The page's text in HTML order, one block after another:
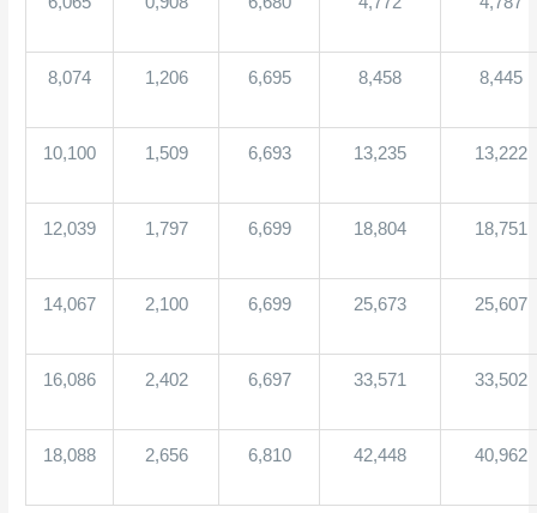
8,074 1,206 6,695 8,458 8,445
10,100 1,509 6,693 13,235 13,222
12,039 1,797 6,699 18,804 18,751
14,067 2,100 6,699 25,673 25,607
16,086 2,402 6,697 33,571 33,502
18,088 2,656 6,810 42,448 40,962